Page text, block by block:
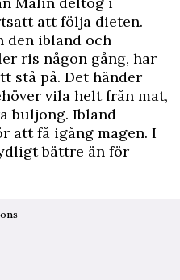
att följa dieten.
den ibland och
ris någon gång, har
stå på. Det händer
vila helt från mat,
buljong. Ibland
att få igång magen. I
bättre än för